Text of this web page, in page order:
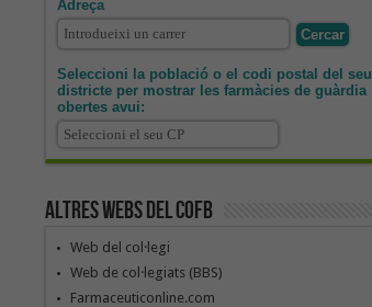
Adreça
Seleccioni la població o el codi postal del seu
districte per mostrar les farmàcies de guàrdia
obertes avui:
Altres webs del COFB
Web del col·legi
Web de col·legiats (BBS)
Farmaceuticonline.com